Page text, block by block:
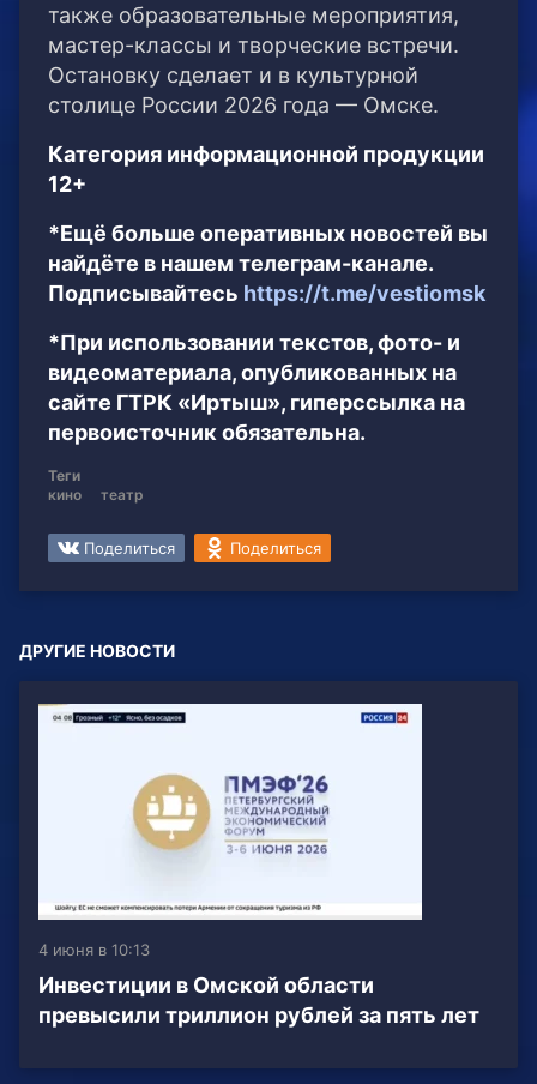
также образовательные мероприятия,
мастер-классы и творческие встречи.
Остановку сделает и в культурной
столице России 2026 года — Омске.
Категория информационной продукции
12+
*Ещё больше оперативных новостей вы
найдёте в нашем телеграм-канале.
Подписывайтесь https://t.me/vestiomsk
*При использовании текстов, фото- и
видеоматериала, опубликованных на
сайте ГТРК «Иртыш», гиперссылка на
первоисточник обязательна.
Теги
кино
театр
Поделиться Поделиться
ДРУГИЕ НОВОСТИ
4 июня в 10:13
Инвестиции в Омской области
превысили триллион рублей за пять лет